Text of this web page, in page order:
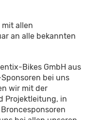
allen
an alle bekannten
Bikes GmbH aus
bei uns
wir mit der
Projektleitung, in